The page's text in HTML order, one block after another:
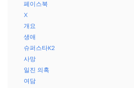
페이스북
X
개요
생애
슈퍼스타K2
사망
일진 의혹
여담